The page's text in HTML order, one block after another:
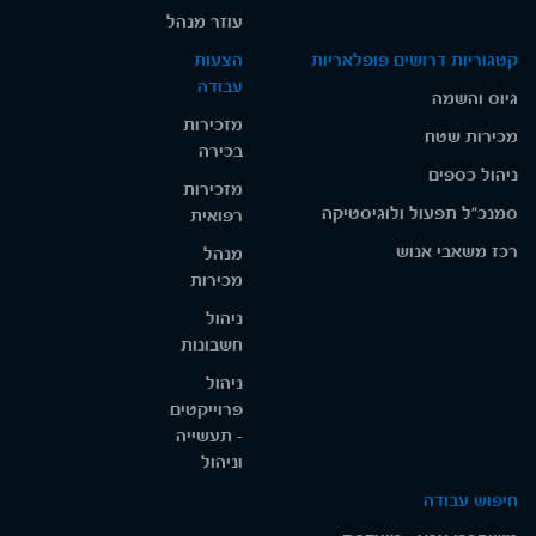
עוזר מנהל
קטגוריות דרושים פופלאריות
גיוס והשמה
מכירות שטח
ניהול כספים
סמנכ"ל תפעול ולוגיסטיקה
רכז משאבי אנוש
הצעות
עבודה
מזכירות
בכירה
מזכירות
רפואית
מנהל
מכירות
ניהול
חשבונות
ניהול
פרוייקטים
- תעשייה
וניהול
חיפוש עבודה